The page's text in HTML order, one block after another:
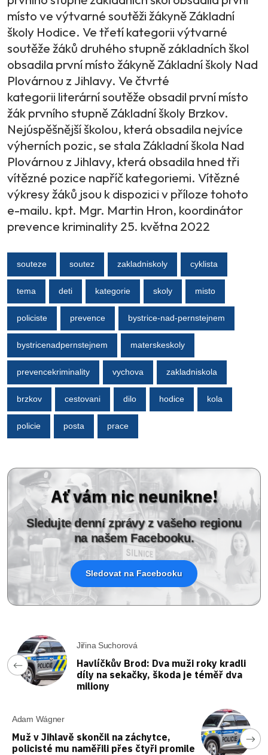
místo ve výtvarné soutěži žákyně Základní
školy Hodice. Ve třetí kategorii výtvarné
soutěže žáků druhého stupně základních škol
obsadila první místo žákyně Základní školy Nad
Plovárnou z Jihlavy. Ve čtvrté
kategorii literární soutěže obsadil první místo
žák prvního stupně Základní školy Brzkov.
Nejúspěšnější školou, která obsadila nejvíce
výherních pozic, se stala Základní škola Nad
Plovárnou z Jihlavy, která obsadila hned tři
vítězné pozice napříč kategoriemi. Vítězné
výkresy žáků jsou k dispozici v příloze tohoto
e-mailu. kpt. Mgr. Martin Hron, koordinátor
prevence kriminality 25. května 2022
souteze soutez zakladniskoly cyklista
tema deti kategorie skoly misto
policiste prevence bystrice-nad-pernstejnem
bystricenadpernstejnem materskeskoly
prevencekriminality vychova zakladniskola
brzkov cestovani dilo hodice kola
policie posta prace
Ať vám nic neunikne!
Sledujte denní zprávy z vašeho regionu
na našem Facebooku.
Sledovat na Facebooku
Jiřina Suchorová
Havlíčkův Brod: Dva muži roky kradli
díly na sekačky, škoda je téměř dva
miliony
Adam Wágner
Muž v Jihlavě skončil na záchytce,
policisté mu naměřili přes čtyři promile